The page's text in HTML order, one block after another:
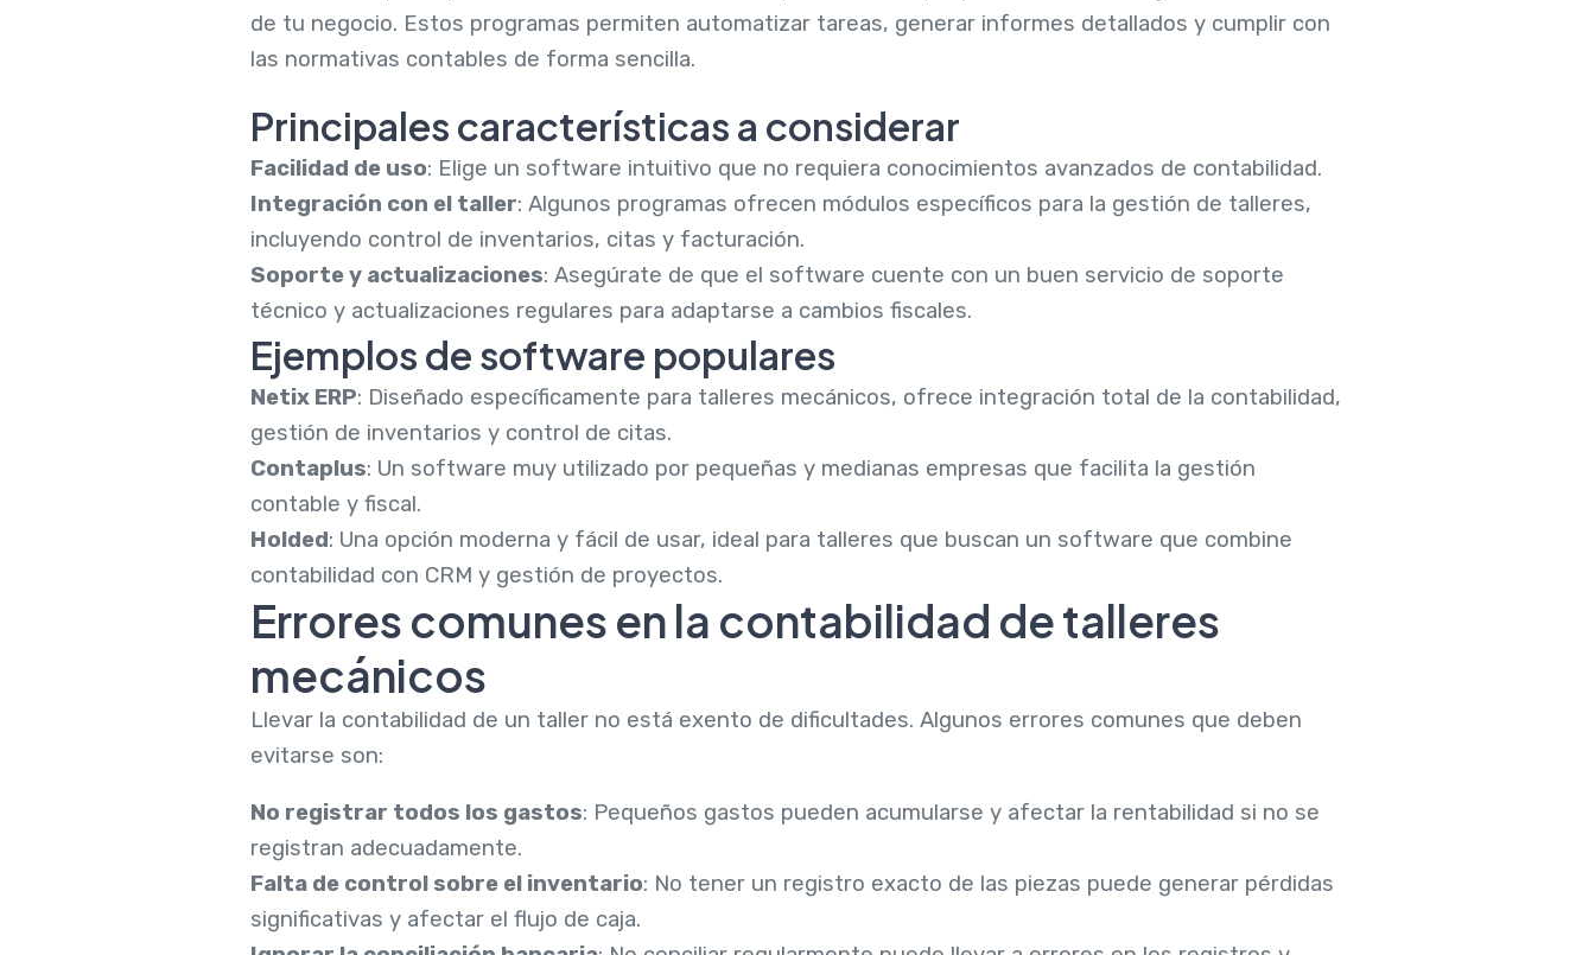
de tu negocio. Estos programas permiten automatizar tareas, generar informes detallados y cumplir con
las normativas contables de forma sencilla.
Principales características a considerar
Facilidad de uso: Elige un software intuitivo que no requiera conocimientos avanzados de contabilidad.
Integración con el taller: Algunos programas ofrecen módulos específicos para la gestión de talleres,
incluyendo control de inventarios, citas y facturación.
Soporte y actualizaciones: Asegúrate de que el software cuente con un buen servicio de soporte
técnico y actualizaciones regulares para adaptarse a cambios fiscales.
Ejemplos de software populares
Netix ERP: Diseñado específicamente para talleres mecánicos, ofrece integración total de la contabilidad,
gestión de inventarios y control de citas.
Contaplus: Un software muy utilizado por pequeñas y medianas empresas que facilita la gestión
contable y fiscal.
Holded: Una opción moderna y fácil de usar, ideal para talleres que buscan un software que combine
contabilidad con CRM y gestión de proyectos.
Errores comunes en la contabilidad de talleres
mecánicos
Llevar la contabilidad de un taller no está exento de dificultades. Algunos errores comunes que deben
evitarse son:
No registrar todos los gastos: Pequeños gastos pueden acumularse y afectar la rentabilidad si no se
registran adecuadamente.
Falta de control sobre el inventario: No tener un registro exacto de las piezas puede generar pérdidas
significativas y afectar el flujo de caja.